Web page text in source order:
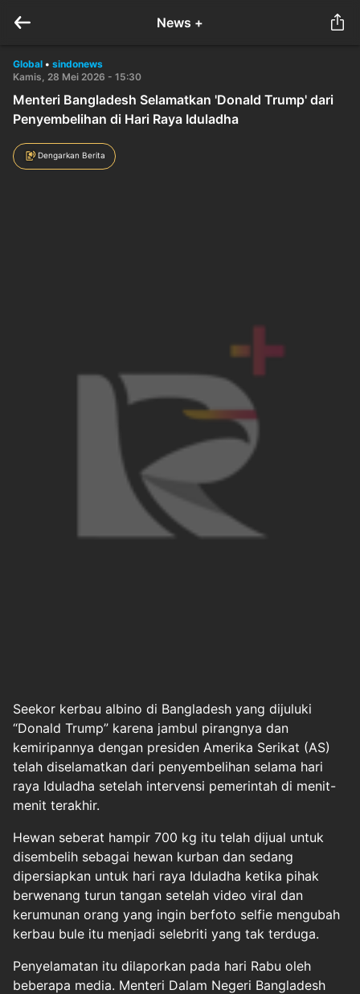
News +
Global • sindonews
Kamis, 28 Mei 2026 - 15:30
Menteri Bangladesh Selamatkan 'Donald Trump' dari
Penyembelihan di Hari Raya Iduladha
Dengarkan Berita
Seekor kerbau albino di Bangladesh yang dijuluki
“Donald Trump” karena jambul pirangnya dan
kemiripannya dengan presiden Amerika Serikat (AS)
telah diselamatkan dari penyembelihan selama hari
raya Iduladha setelah intervensi pemerintah di menit-
menit terakhir.
Hewan seberat hampir 700 kg itu telah dijual untuk
disembelih sebagai hewan kurban dan sedang
dipersiapkan untuk hari raya Iduladha ketika pihak
berwenang turun tangan setelah video viral dan
kerumunan orang yang ingin berfoto selfie mengubah
kerbau bule itu menjadi selebriti yang tak terduga.
Penyelamatan itu dilaporkan pada hari Rabu oleh
beberapa media. Menteri Dalam Negeri Bangladesh